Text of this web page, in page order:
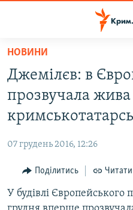
Перейти
основного
матеріалу
Перейти
до
основної
навігації
Перейти
пошуку
ВОДА.КРИМ
ВІДЕО ТА ФОТО
БЛОГИ
ПОГЛЯД
ІНТЕРВ'Ю
НОВИНИ
Джемілєв: в
прозвучала жива
07 грудень 2016, 12:26
Поділитись
У будівлі Європейського